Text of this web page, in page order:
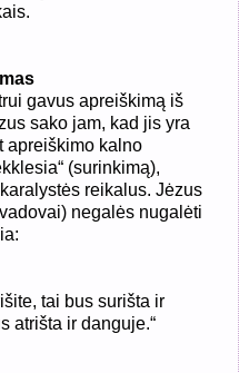
gavus apreiškimą iš
sako jam, kad jis yra
apreiškimo kalno
(surinkimą),
reikalus. Jėzus
negalės nugalėti
tai bus surišta ir
atrišta ir danguje.“